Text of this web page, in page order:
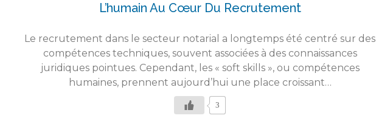
L’humain Au Cœur Du Recrutement
Le recrutement dans le secteur notarial a longtemps été centré sur des
compétences techniques, souvent associées à des connaissances
juridiques pointues. Cependant, les « soft skills », ou compétences
humaines, prennent aujourd’hui une place croissant…
3